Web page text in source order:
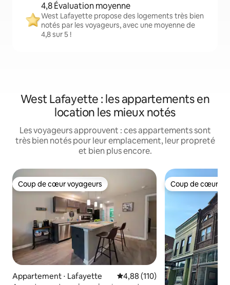
4,8 Évaluation moyenne
West Lafayette propose des logements très bien
notés par les voyageurs, avec une moyenne de
4,8 sur 5 !
West Lafayette : les appartements en
location les mieux notés
Les voyageurs approuvent : ces appartements sont
très bien notés pour leur emplacement, leur propreté
et bien plus encore.
Coup de cœur voyageurs
Coup de cœur voyageurs
Appartement ⋅ Lafayette Évaluation moyenne sur la
4,88 (110)
Coup de cœur
Coup de cœur